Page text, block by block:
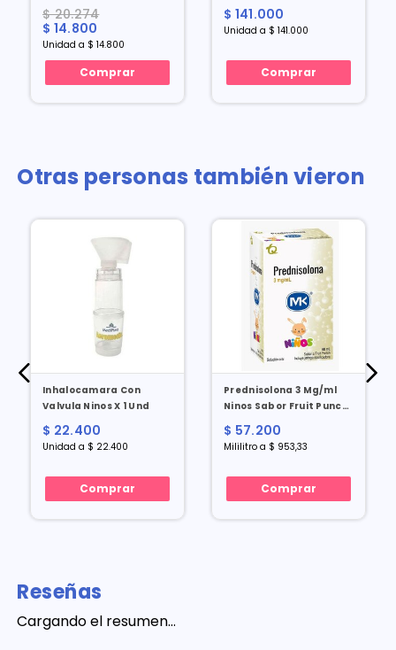
$ 20.274
$ 14.800
Unidad a $ 14.800
Comprar
$ 141.000
Unidad a $ 141.000
Comprar
Otras personas también vieron
Inhalocamara Con
Valvula Ninos X 1 Und
$ 22.400
Unidad a $ 22.400
Comprar
Prednisolona 3 Mg/ml
Ninos Sabor Fruit Punch
X 60 Ml
$ 57.200
Mililitro a $ 953,33
Comprar
Reseñas
Cargando el resumen…